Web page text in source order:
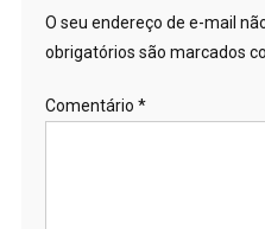
O seu endereço de e-mail
obrigatórios são marcados
Comentário *